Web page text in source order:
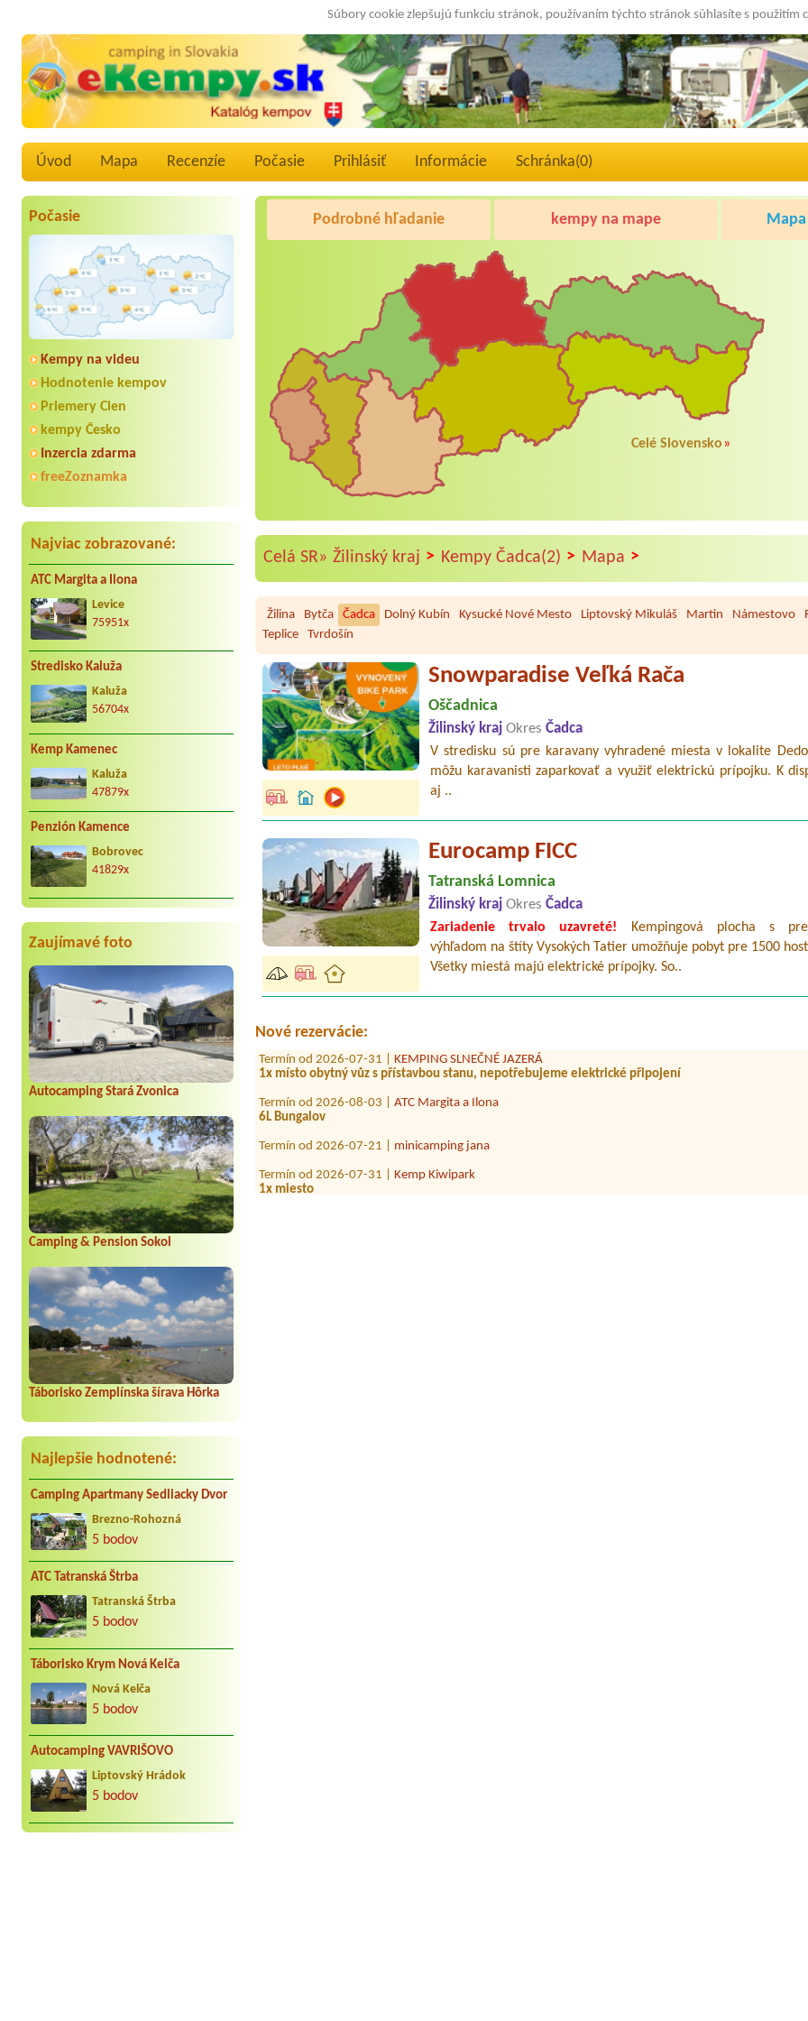
Súbory cookie zlepšujú funkciu stránok, používaním týchto stránok súhlasíte s použitím
Úvod Mapa Recenzíe Počasie Prihlásiť Informácie Schránka(0)
Počasie
Kempy na videu
Hodnotenie kempov
Priemery Cien
kempy Česko
Inzercia zdarma
freeZoznamka
Najviac zobrazované:
ATC Margita a Ilona
Levice
75951x
Stredisko Kaluža
Kaluža
56704x
Kemp Kamenec
Kaluža
47879x
Penzión Kamence
Bobrovec
41829x
Zaujímavé foto
Autocamping Stará Zvonica
Camping & Pension Sokol
Táborisko Zemplínska šírava Hôrka
Najlepšie hodnotené:
Camping Apartmany Sedliacky Dvor
Brezno-Rohozná
5 bodov
ATC Tatranská Štrba
Tatranská Štrba
5 bodov
Táborisko Krym Nová Kelča
Nová Kelča
5 bodov
Autocamping VAVRIŠOVO
Liptovský Hrádok
5 bodov
Podrobné hľadanie kempy na mape
Celé Slovensko»
Celá SR» Žilinský kraj > Kempy Čadca(2) > Mapa >
Žilina Bytča Čadca Dolný Kubín Kysucké Nové Mesto Liptovský Mikuláš Martin Námestovo
Teplice
Tvrdošín
Snowparadise Veľká Rača
Oščadnica
Žilinský krajOkres Čadca
V stredisku sú pre karavany vyhradené miesta v lokalite
môžu karavanisti zaparkovať a využiť elektrickú prípojku. K
aj ..
Eurocamp FICC
Tatranská Lomnica
Žilinský krajOkres Čadca
Zariadenie trvalo uzavreté! Kempingová plocha s
výhľadom na štíty Vysokých Tatier umožňuje pobyt pre 1500
Všetky miestá majú elektrické prípojky. So..
Nové rezervácie:
Termín od 2026-08-01 |ATC Nová Duchonka
2miesta1miesto
1x místo obytný vůz s přístavbou stanu, nepotřebujeme elektrické připojení
6L Bungalov
1x miesto